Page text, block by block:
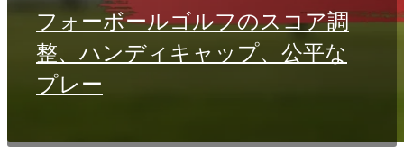
フォーボールゴルフのスコア調
整、ハンディキャップ、公平な
プレー